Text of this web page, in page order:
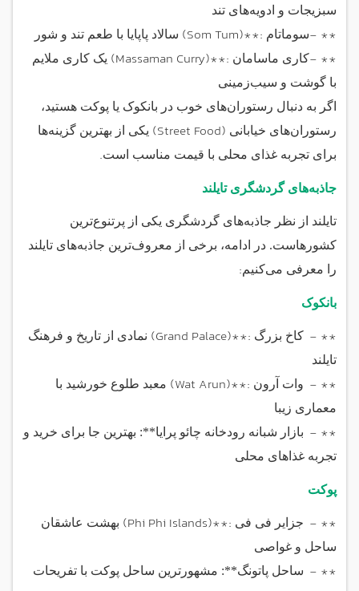
سبزیجات و ادویه‌های تند
- **سوماتام (Som Tum)**: سالاد پاپایا با طعم تند و شور
- **کاری ماسامان (Massaman Curry)**: یک کاری ملایم
با گوشت و سیب‌زمینی
اگر به دنبال رستوران‌های خوب در بانکوک یا پوکت هستید،
رستوران‌های خیابانی (Street Food) یکی از بهترین گزینه‌ها
برای تجربه غذای محلی با قیمت مناسب است.
جاذبه‌های گردشگری تایلند
تایلند از نظر جاذبه‌های گردشگری یکی از پرتنوع‌ترین
کشورهاست. در ادامه، برخی از معروف‌ترین جاذبه‌های تایلند
را معرفی می‌کنیم:
بانکوک
- ** کاخ بزرگ (Grand Palace)**: نمادی از تاریخ و فرهنگ
تایلند
- ** وات آرون (Wat Arun)**: معبد طلوع خورشید با
معماری زیبا
- ** بازار شبانه رودخانه چائو پرایا**: بهترین جا برای خرید و
تجربه غذاهای محلی
پوکت
- ** جزایر فی فی (Phi Phi Islands)**: بهشت عاشقان
ساحل و غواصی
- ** ساحل پاتونگ**: مشهورترین ساحل پوکت با تفریحات